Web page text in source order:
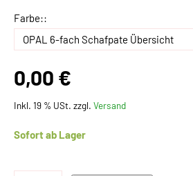
Farbe::
0,00 €
Inkl. 19 % USt. zzgl. Versand
Sofort ab Lager